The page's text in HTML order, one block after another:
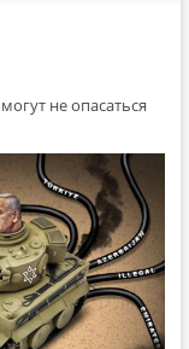
не опасаться